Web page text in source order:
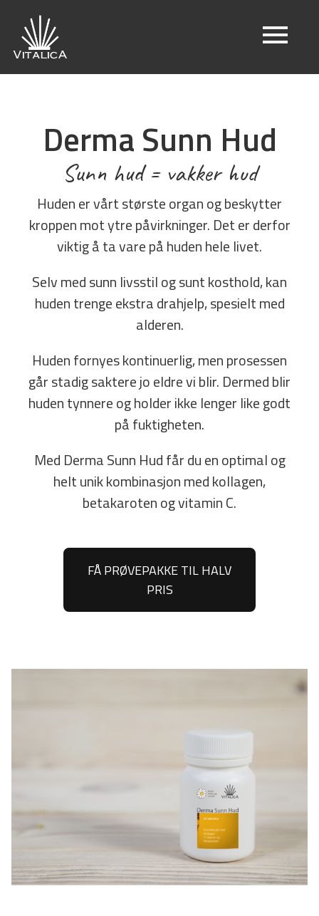
Derma Sunn Hud
Sunn hud = vakker hud
Huden er vårt største organ og beskytter
kroppen mot ytre påvirkninger. Det er derfor
viktig å ta vare på huden hele livet.
Selv med sunn livsstil og sunt kosthold, kan
huden trenge ekstra drahjelp, spesielt med
alderen.
Huden fornyes kontinuerlig, men prosessen
går stadig saktere jo eldre vi blir. Dermed blir
huden tynnere og holder ikke lenger like godt
på fuktigheten.
Med Derma Sunn Hud får du en optimal og
helt unik kombinasjon med kollagen,
betakaroten og vitamin C.
FÅ PRØVEPAKKE TIL HALV
PRIS